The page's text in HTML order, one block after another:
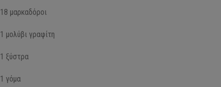
18 μαρκαδόροι
1 μολύβι γραφίτη
1 ξύστρα
1 γόμα